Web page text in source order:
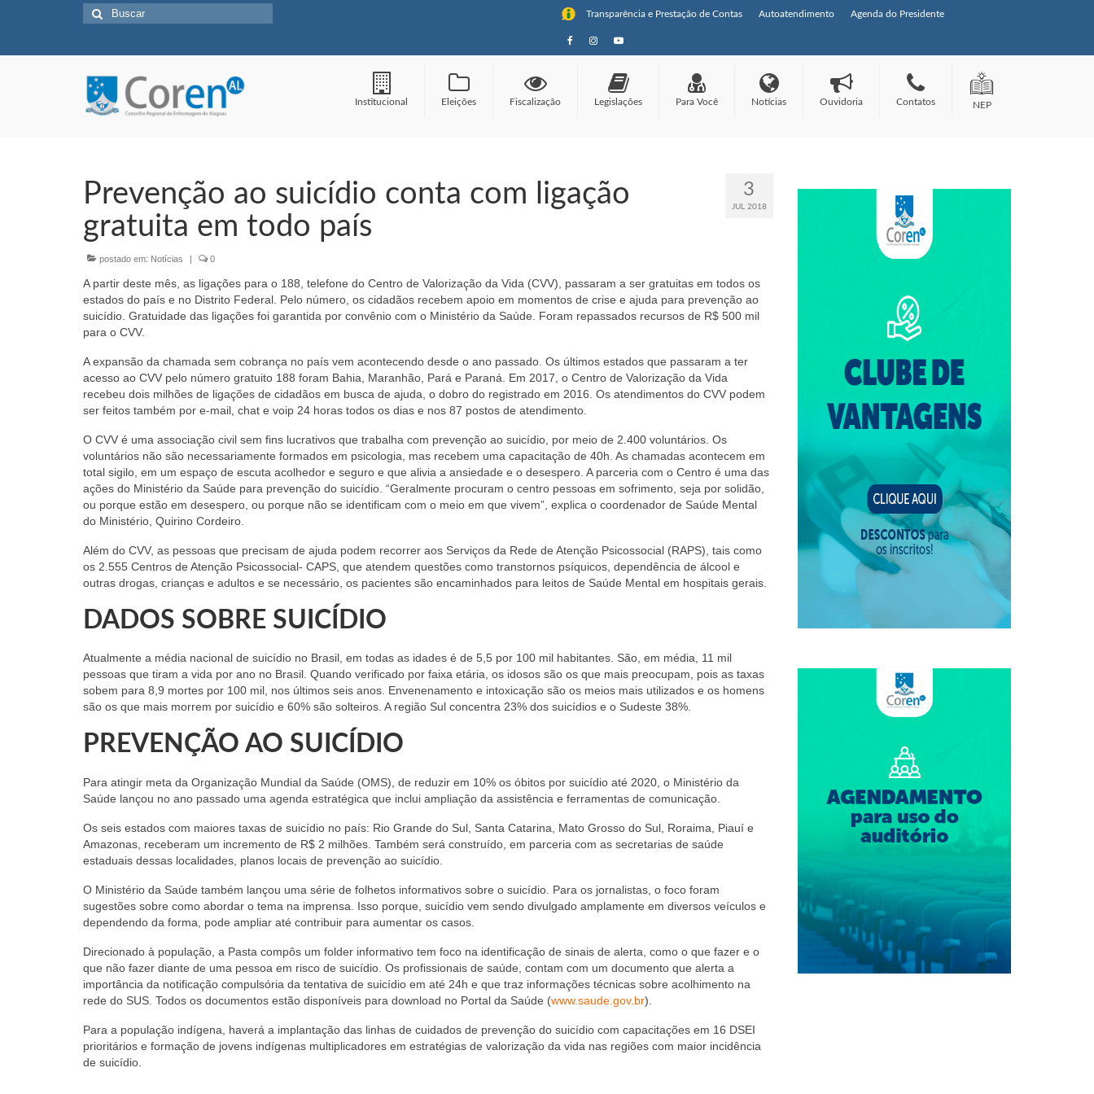
Transparência e Prestação de Contas Autoatendimento Agenda do Presidente
Buscar
por:
Institucional Eleições Fiscalização Legislações Para Você Notícias Ouvidoria Contatos NEP
3
JUL 2018
Prevenção ao suicídio conta com ligação
gratuita em todo país
postado em: Notícias | 0
A partir deste mês, as ligações para o 188, telefone do Centro de Valorização da Vida (CVV), passaram a ser gratuitas em todos os
estados do país e no Distrito Federal. Pelo número, os cidadãos recebem apoio em momentos de crise e ajuda para prevenção ao
suicídio. Gratuidade das ligações foi garantida por convênio com o Ministério da Saúde. Foram repassados recursos de R$ 500 mil
para o CVV.
A expansão da chamada sem cobrança no país vem acontecendo desde o ano passado. Os últimos estados que passaram a ter
acesso ao CVV pelo número gratuito 188 foram Bahia, Maranhão, Pará e Paraná. Em 2017, o Centro de Valorização da Vida
recebeu dois milhões de ligações de cidadãos em busca de ajuda, o dobro do registrado em 2016. Os atendimentos do CVV podem
ser feitos também por e-mail, chat e voip 24 horas todos os dias e nos 87 postos de atendimento.
O CVV é uma associação civil sem fins lucrativos que trabalha com prevenção ao suicídio, por meio de 2.400 voluntários. Os
voluntários não são necessariamente formados em psicologia, mas recebem uma capacitação de 40h. As chamadas acontecem em
total sigilo, em um espaço de escuta acolhedor e seguro e que alivia a ansiedade e o desespero. A parceria com o Centro é uma das
ações do Ministério da Saúde para prevenção do suicídio. “Geralmente procuram o centro pessoas em sofrimento, seja por solidão,
ou porque estão em desespero, ou porque não se identificam com o meio em que vivem”, explica o coordenador de Saúde Mental
do Ministério, Quirino Cordeiro.
Além do CVV, as pessoas que precisam de ajuda podem recorrer aos Serviços da Rede de Atenção Psicossocial (RAPS), tais como
os 2.555 Centros de Atenção Psicossocial- CAPS, que atendem questões como transtornos psíquicos, dependência de álcool e
outras drogas, crianças e adultos e se necessário, os pacientes são encaminhados para leitos de Saúde Mental em hospitais gerais.
DADOS SOBRE SUICÍDIO
Atualmente a média nacional de suicídio no Brasil, em todas as idades é de 5,5 por 100 mil habitantes. São, em média, 11 mil
pessoas que tiram a vida por ano no Brasil. Quando verificado por faixa etária, os idosos são os que mais preocupam, pois as taxas
sobem para 8,9 mortes por 100 mil, nos últimos seis anos. Envenenamento e intoxicação são os meios mais utilizados e os homens
são os que mais morrem por suicídio e 60% são solteiros. A região Sul concentra 23% dos suicídios e o Sudeste 38%.
PREVENÇÃO AO SUICÍDIO
Para atingir meta da Organização Mundial da Saúde (OMS), de reduzir em 10% os óbitos por suicídio até 2020, o Ministério da
Saúde lançou no ano passado uma agenda estratégica que inclui ampliação da assistência e ferramentas de comunicação.
Os seis estados com maiores taxas de suicídio no país: Rio Grande do Sul, Santa Catarina, Mato Grosso do Sul, Roraima, Piauí e
Amazonas, receberam um incremento de R$ 2 milhões. Também será construído, em parceria com as secretarias de saúde
estaduais dessas localidades, planos locais de prevenção ao suicídio.
O Ministério da Saúde também lançou uma série de folhetos informativos sobre o suicídio. Para os jornalistas, o foco foram
sugestões sobre como abordar o tema na imprensa. Isso porque, suicídio vem sendo divulgado amplamente em diversos veículos e
dependendo da forma, pode ampliar até contribuir para aumentar os casos.
Direcionado à população, a Pasta compôs um folder informativo tem foco na identificação de sinais de alerta, como o que fazer e o
que não fazer diante de uma pessoa em risco de suicídio. Os profissionais de saúde, contam com um documento que alerta a
importância da notificação compulsória da tentativa de suicídio em até 24h e que traz informações técnicas sobre acolhimento na
rede do SUS. Todos os documentos estão disponíveis para download no Portal da Saúde (www.saude.gov.br).
Para a população indígena, haverá a implantação das linhas de cuidados de prevenção do suicídio com capacitações em 16 DSEI
prioritários e formação de jovens indígenas multiplicadores em estratégias de valorização da vida nas regiões com maior incidência
de suicídio.